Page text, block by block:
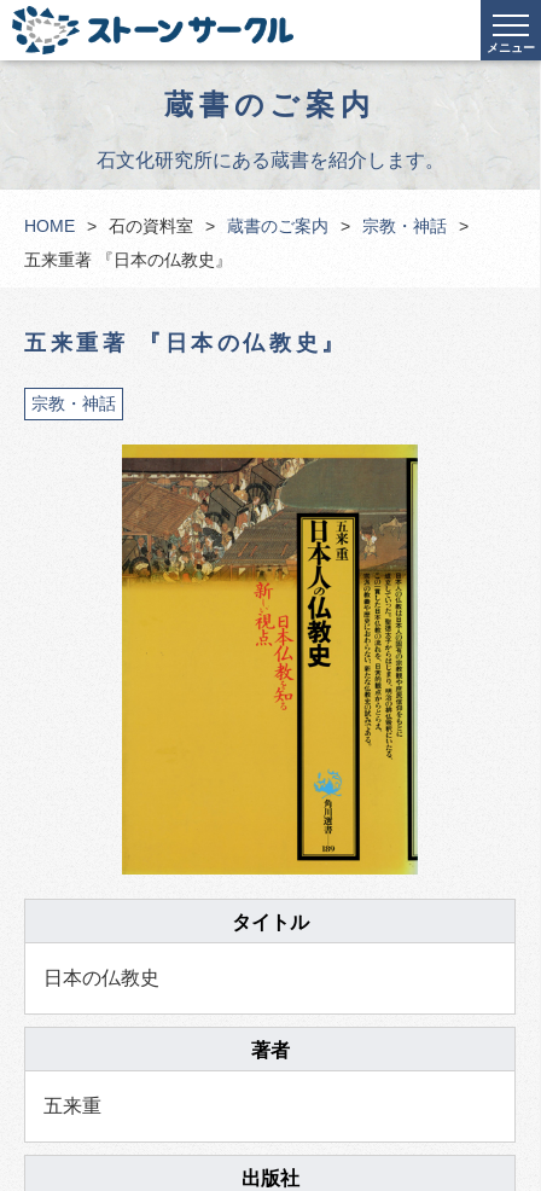
メニュー
蔵書のご案内
石文化研究所にある蔵書を紹介します。
HOME 石の資料室 蔵書のご案内
宗教・神話
五来重著 『日本の仏教史』
五来重著 『日本の仏教史』
宗教・神話
タイトル
日本の仏教史
著者
五来重
出版社